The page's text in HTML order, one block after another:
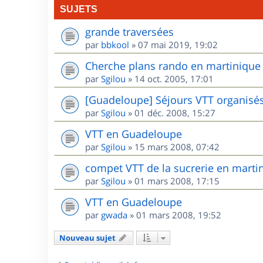
SUJETS
grande traversées
par bbkool » 07 mai 2019, 19:02
Cherche plans rando en martinique
par Sgilou » 14 oct. 2005, 17:01
[Guadeloupe] Séjours VTT
par Sgilou » 01 déc. 2008, 15:27
VTT en Guadeloupe
par Sgilou » 15 mars 2008, 07:42
compet VTT de la sucrerie en
par Sgilou » 01 mars 2008, 17:15
VTT en Guadeloupe
par gwada » 01 mars 2008, 19:52
Nouveau sujet